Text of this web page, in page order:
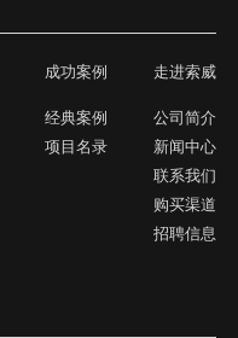
成功案例
经典案例
项目名录
走进索威
公司简介
新闻中心
联系我们
购买渠道
招聘信息